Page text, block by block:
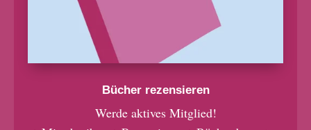
Bücher rezensieren
Werde aktives Mitglied!